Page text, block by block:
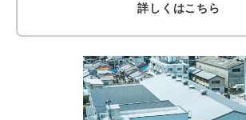
詳しくはこちら